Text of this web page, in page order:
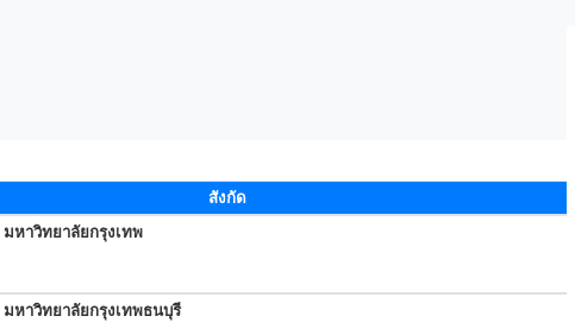
สังกัด
มหาวิทยาลัยกรุงเทพ
มหาวิทยาลัยกรุงเทพธนบุรี